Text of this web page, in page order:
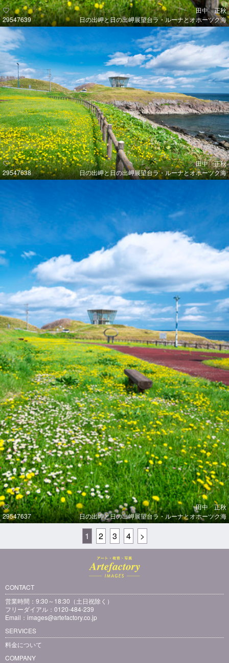
29547639
田中 正秋
日の出岬と日の出岬展望台ラ・ルーナとオホーツク海
29547638
田中 正秋
日の出岬と日の出岬展望台ラ・ルーナとオホーツク海
29547637
田中 正秋
日の出岬と日の出岬展望台ラ・ルーナとオホーツク海
1 2 3 4 >
CONTACT
営業時間：9:30～18:30（土日祝除く）
フリーダイアル：0120-484-239
Email： images@artefactory.co.jp
SERVICES
料金について
COMPANY